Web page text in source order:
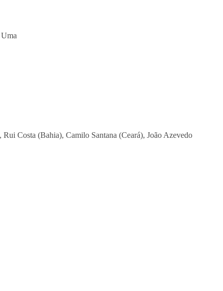
Costa (Bahia), Camilo Santana (Ceará), João Azevedo